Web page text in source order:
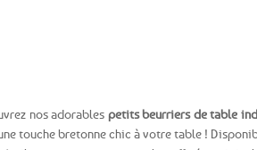
nos adorables petits beurriers de table
touche bretonne chic à votre table !